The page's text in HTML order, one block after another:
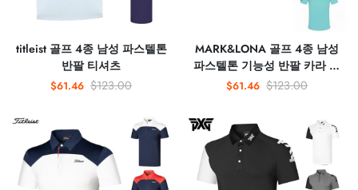
titleist 골프 4종 남성 파스텔톤
반팔 티셔츠
$61.46 $123.00
MARK&LONA 골프 4종 남성
파스텔톤 기능성 반팔 카라 티
셔츠
$61.46 $123.00